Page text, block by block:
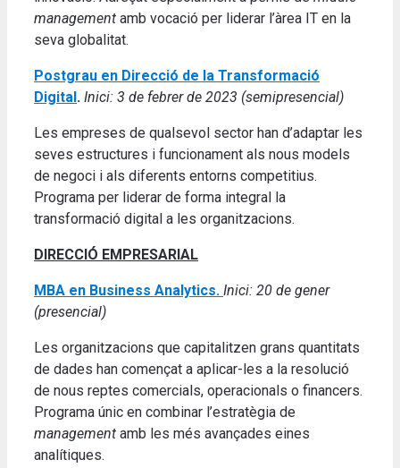
management amb vocació per liderar l’àrea IT en la
seva globalitat.
Postgrau en Direcció de la Transformació
Digital . Inici: 3 de febrer de 2023 (semipresencial)
Les empreses de qualsevol sector han d’adaptar les
seves estructures i funcionament als nous models
de negoci i als diferents entorns competitius.
Programa per liderar de forma integral la
transformació digital a les organitzacions.
DIRECCIÓ EMPRESARIAL
MBA en Business Analytics. Inici: 20 de gener
(presencial)
Les organitzacions que capitalitzen grans quantitats
de dades han començat a aplicar-les a la resolució
de nous reptes comercials, operacionals o financers.
Programa únic en combinar l’estratègia de
management amb les més avançades eines
analítiques.